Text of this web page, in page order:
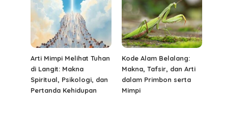
Arti Mimpi Melihat Tuhan
di Langit: Makna
Spiritual, Psikologi, dan
Pertanda Kehidupan
Kode Alam Belalang:
Makna, Tafsir, dan Arti
dalam Primbon serta
Mimpi